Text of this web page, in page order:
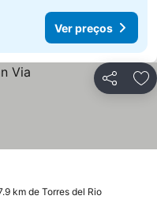
Ver preços
Partilhar
km de Torres del Rio